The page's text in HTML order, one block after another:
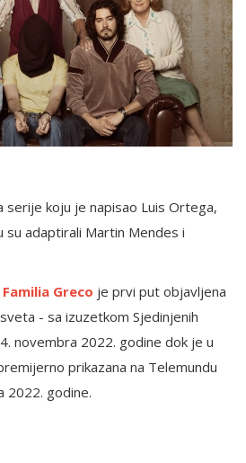
koju je napisao Luis Ortega,
su adaptirali Martin Mendes i
Greco je prvi put objavljena
- sa izuzetkom Sjedinjenih
novembra 2022. godine dok je u
prikazana na Telemundu
2022. godine.